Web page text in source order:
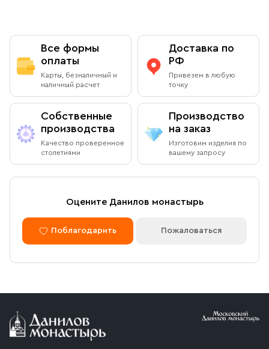
Все формы
оплаты
Карты, безналичный и
наличный расчет
Доставка по
РФ
Привезем в любую
точку
Собственные
производства
Качество проверенное
столетиями
Производство
на заказ
Изготовим изделия по
вашему запросу
Оцените Данилов монастырь
Поблагодарить Пожаловаться